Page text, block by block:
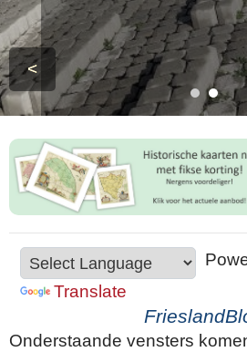
<
Translate
Onderstaande vensters